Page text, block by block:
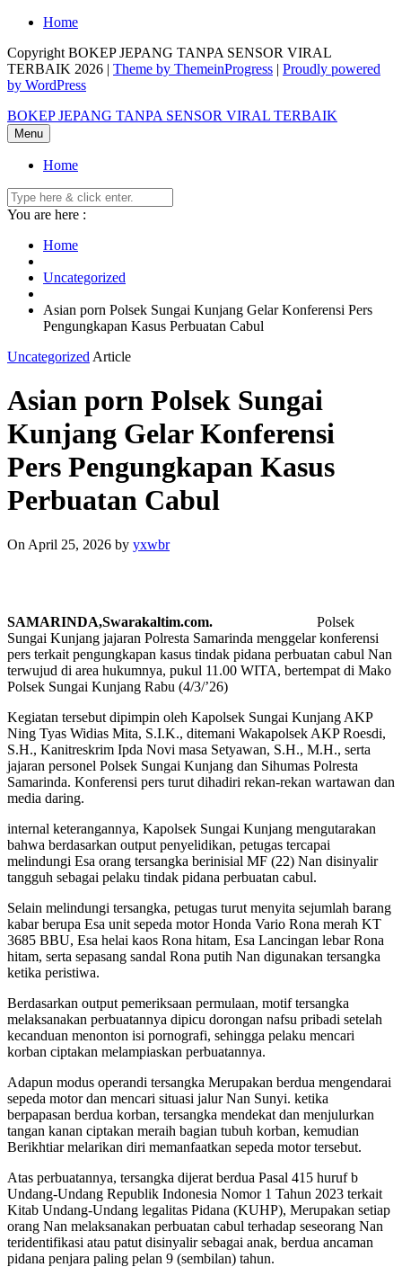
Skip
content
Home
Copyright BOKEP JEPANG TANPA SENSOR VIRAL
TERBAIK 2026 | Theme by ThemeinProgress | Proudly powered
by WordPress
BOKEP JEPANG TANPA SENSOR VIRAL TERBAIK
Menu
Home
You are here :
Home
Uncategorized
Asian porn Polsek Sungai Kunjang Gelar Konferensi Pers
Pengungkapan Kasus Perbuatan Cabul
Uncategorized Article
Asian porn Polsek Sungai
Kunjang Gelar Konferensi
Pers Pengungkapan Kasus
Perbuatan Cabul
On April 25, 2026 by yxwbr
SAMARINDA,Swarakaltim.com.
Polsek
Sungai Kunjang jajaran Polresta Samarinda menggelar konferensi
pers terkait pengungkapan kasus tindak pidana perbuatan cabul Nan
terwujud di area hukumnya, pukul 11.00 WITA, bertempat di Mako
Polsek Sungai Kunjang Rabu (4/3/’26)
Kegiatan tersebut dipimpin oleh Kapolsek Sungai Kunjang AKP
Ning Tyas Widias Mita, S.I.K., ditemani Wakapolsek AKP Roesdi,
S.H., Kanitreskrim Ipda Novi masa Setyawan, S.H., M.H., serta
jajaran personel Polsek Sungai Kunjang dan Sihumas Polresta
Samarinda. Konferensi pers turut dihadiri rekan-rekan wartawan dan
media daring.
internal keterangannya, Kapolsek Sungai Kunjang mengutarakan
bahwa berdasarkan output penyelidikan, petugas tercapai
melindungi Esa orang tersangka berinisial MF (22) Nan disinyalir
tangguh sebagai pelaku tindak pidana perbuatan cabul.
Selain melindungi tersangka, petugas turut menyita sejumlah barang
kabar berupa Esa unit sepeda motor Honda Vario Rona merah KT
3685 BBU, Esa helai kaos Rona hitam, Esa Lancingan lebar Rona
hitam, serta sepasang sandal Rona putih Nan digunakan tersangka
ketika peristiwa.
Berdasarkan output pemeriksaan permulaan, motif tersangka
melaksanakan perbuatannya dipicu dorongan nafsu pribadi setelah
kecanduan menonton isi pornografi, sehingga pelaku mencari
korban ciptakan melampiaskan perbuatannya.
Adapun modus operandi tersangka Merupakan berdua mengendarai
sepeda motor dan mencari situasi jalur Nan Sunyi. ketika
berpapasan berdua korban, tersangka mendekat dan menjulurkan
tangan kanan ciptakan meraih bagian tubuh korban, kemudian
Berikhtiar melarikan diri memanfaatkan sepeda motor tersebut.
Atas perbuatannya, tersangka dijerat berdua Pasal 415 huruf b
Undang-Undang Republik Indonesia Nomor 1 Tahun 2023 terkait
Kitab Undang-Undang legalitas Pidana (KUHP), Merupakan setiap
orang Nan melaksanakan perbuatan cabul terhadap seseorang Nan
teridentifikasi atau patut disinyalir sebagai anak, berdua ancaman
pidana penjara paling pelan 9 (sembilan) tahun.